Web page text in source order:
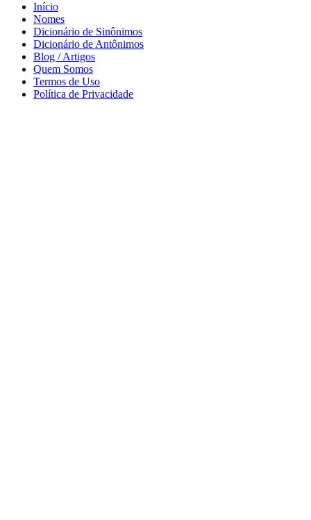
Início
Nomes
Dicionário de Sinônimos
Dicionário de Antônimos
Blog / Artigos
Quem Somos
Termos de Uso
Política de Privacidade